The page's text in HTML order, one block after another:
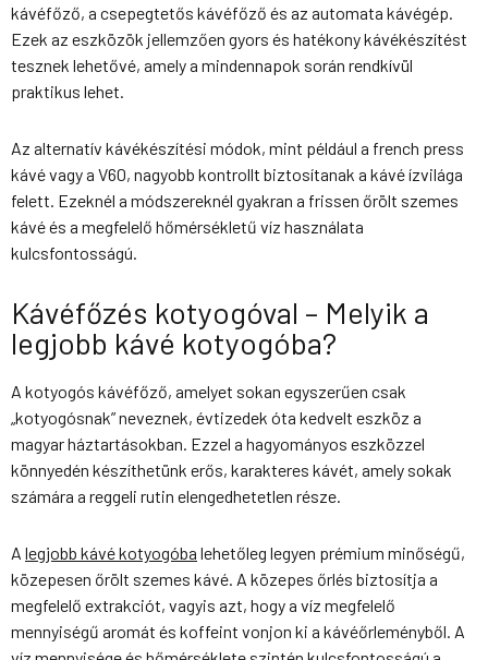
kávéfőző, a csepegtetős kávéfőző és az automata kávégép.
Ezek az eszközök jellemzően gyors és hatékony kávékészítést
tesznek lehetővé, amely a mindennapok során rendkívül
praktikus lehet.
Az alternatív kávékészítési módok, mint például a french press
kávé vagy a V60, nagyobb kontrollt biztosítanak a kávé ízvilága
felett. Ezeknél a módszereknél gyakran a frissen őrölt szemes
kávé és a megfelelő hőmérsékletű víz használata
kulcsfontosságú.
Kávéfőzés kotyogóval – Melyik a
legjobb kávé kotyogóba?
A kotyogós kávéfőző, amelyet sokan egyszerűen csak
„kotyogósnak” neveznek, évtizedek óta kedvelt eszköz a
magyar háztartásokban. Ezzel a hagyományos eszközzel
könnyedén készíthetünk erős, karakteres kávét, amely sokak
számára a reggeli rutin elengedhetetlen része.
A legjobb kávé kotyogóba lehetőleg legyen prémium minőségű,
közepesen őrölt szemes kávé. A közepes őrlés biztosítja a
megfelelő extrakciót, vagyis azt, hogy a víz megfelelő
mennyiségű aromát és koffeint vonjon ki a kávéőrleményből. A